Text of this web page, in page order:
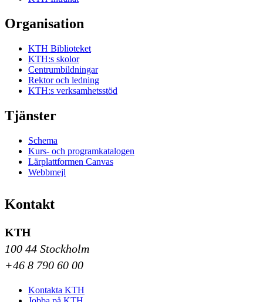
Organisation
KTH Biblioteket
KTH:s skolor
Centrumbildningar
Rektor och ledning
KTH:s verksamhetsstöd
Tjänster
Schema
Kurs- och programkatalogen
Lärplattformen Canvas
Webbmejl
Kontakt
KTH
100 44 Stockholm
+46 8 790 60 00
Kontakta KTH